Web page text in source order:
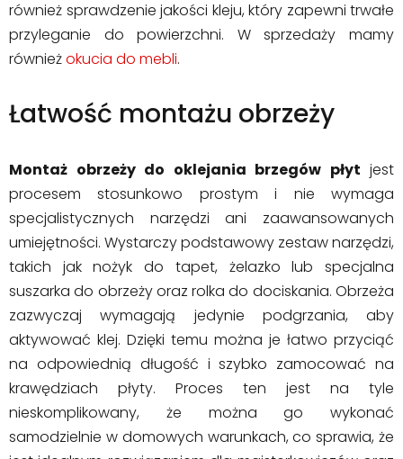
również sprawdzenie jakości kleju, który zapewni trwałe
przyleganie do powierzchni. W sprzedaży mamy
równieżokucia do mebli.
Łatwość montażu obrzeży
Montaż obrzeży do oklejania brzegów płyt jest
procesem stosunkowo prostym i nie wymaga
specjalistycznych narzędzi ani zaawansowanych
umiejętności. Wystarczy podstawowy zestaw narzędzi,
takich jak nożyk do tapet, żelazko lub specjalna
suszarka do obrzeży oraz rolka do dociskania. Obrzeża
zazwyczaj wymagają jedynie podgrzania, aby
aktywować klej. Dzięki temu można je łatwo przyciąć
na odpowiednią długość i szybko zamocować na
krawędziach płyty. Proces ten jest na tyle
nieskomplikowany, że można go wykonać
samodzielnie w domowych warunkach, co sprawia, że